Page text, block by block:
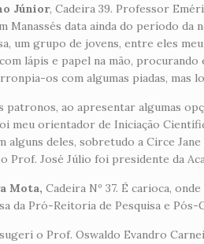
Júnior, Cadeira 39. Professor
Manassés data ainda do período
um grupo de jovens, entre eles
lápis e papel na mão,
os com algumas piadas,
patronos, ao apresentar algumas
meu orientador de Iniciação
alguns deles, sobretudo a Circe
Prof. José Júlio foi presidente da
Mota,Cadeira Nº 37. É carioca,
da Pró-Reitoria de Pesquisa e
o Prof. Oswaldo Evandro